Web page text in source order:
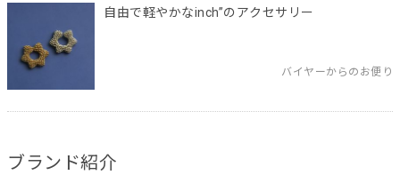
自由で軽やかなinch”のアクセサリー
バイヤーからのお便り
ブランド紹介